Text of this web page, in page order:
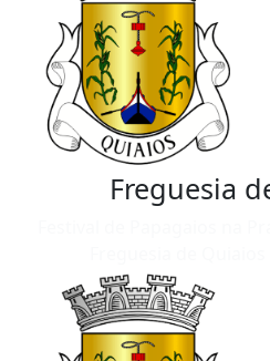
Freguesia